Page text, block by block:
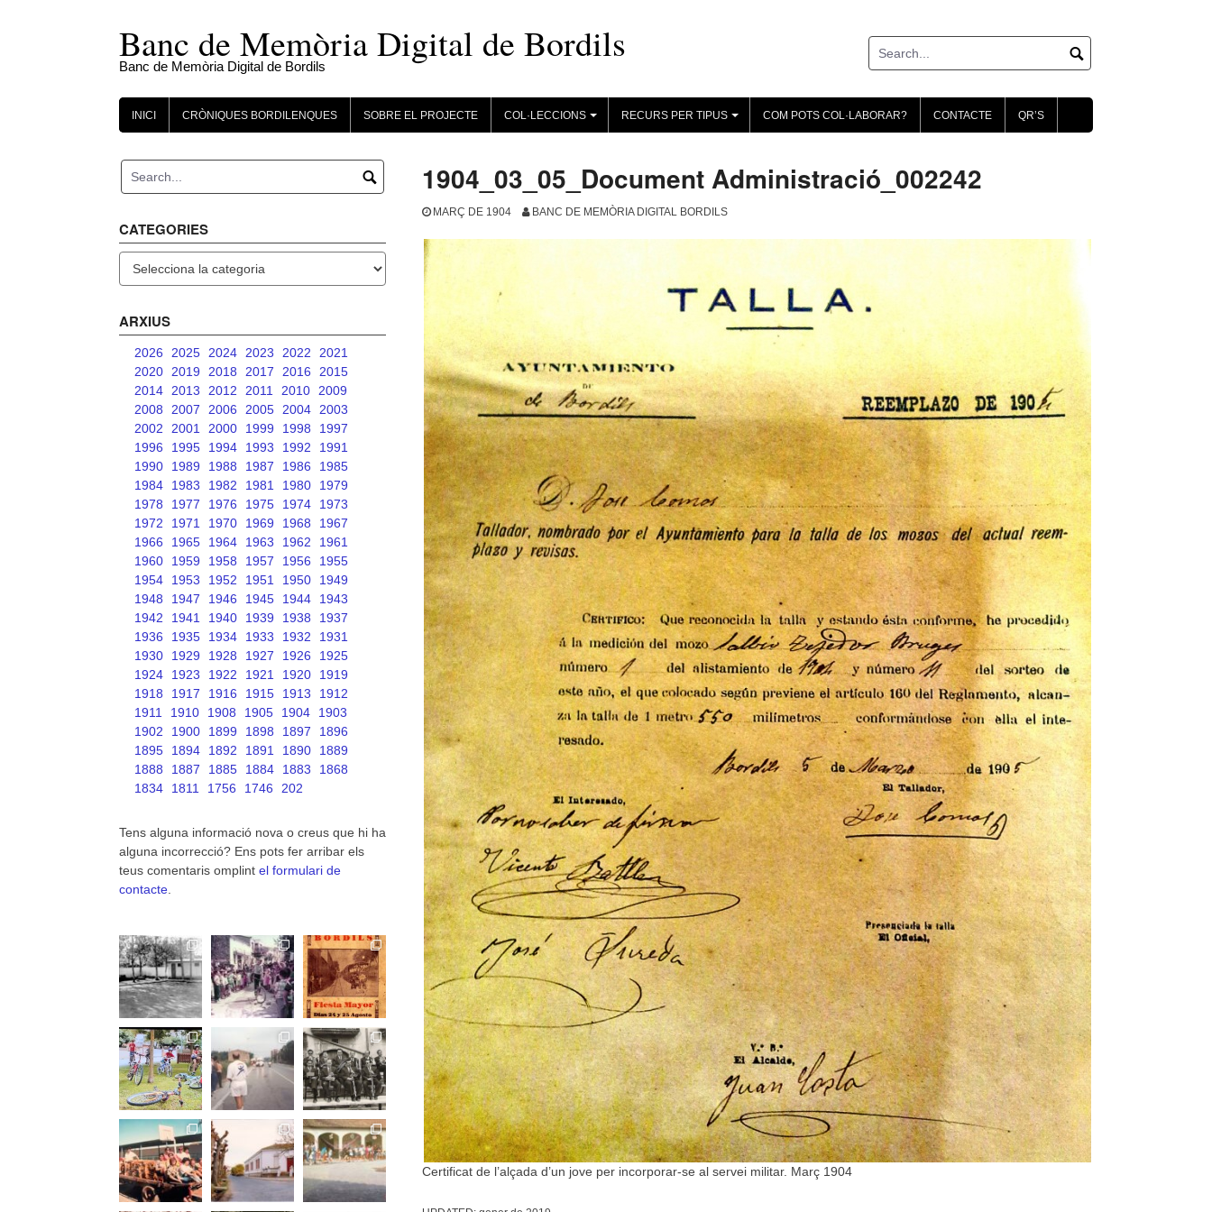
Banc de Memòria Digital de Bordils
Banc de Memòria Digital de Bordils
INICI CRÒNIQUES BORDILENQUES SOBRE EL PROJECTE
+
COL·LECCIONS
+
RECURS PER TIPUS COM POTS COL·LABORAR? CONTACTE QR’S
1904_03_05_Document Administració_002242
MARÇ DE 1904 BANC DE MEMÒRIA DIGITAL BORDILS
Certificat de l’alçada d’un jove per incorporar-se al servei militar. Març 1904
CATEGORIES
ARXIUS
2026 2025 2024 2023 2022
2021
2020
2019 2018 2017 2016
2015
2014
2013 2012 2011 2010
2009
2008
2007 2006 2005 2004
2003
2002
2001 2000 1999 1998
1997
1996
1995 1994 1993 1992
1991
1990
1989 1988 1987 1986
1985
1984
1983 1982 1981 1980
1979
1978
1977 1976 1975 1974
1973
1972
1971 1970 1969 1968
1967
1966
1965 1964 1963 1962
1961
1960
1959 1958 1957 1956
1955
1954
1953 1952 1951 1950
1949
1948
1947 1946 1945 1944
1943
1942
1941 1940 1939 1938
1937
1936
1935 1934 1933 1932
1931
1930
1929 1928 1927 1926
1925
1924
1923 1922 1921 1920
1919
1918
1917 1916 1915 1913
1912
1911
1910 1908 1905 1904
1903
1902
1900 1899 1898 1897
1896
1895
1894 1892 1891 1890
1889
1888
1887 1885 1884 1883
1868
1834
1811 1756 1746 202
Tens alguna informació nova o creus que hi ha
alguna incorrecció? Ens pots fer arribar els
teus comentaris omplint el formulari de
contacte